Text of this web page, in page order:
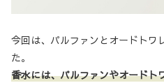
今回は、パルファンとオードトワ
た。
香水には、パルファンやオードト